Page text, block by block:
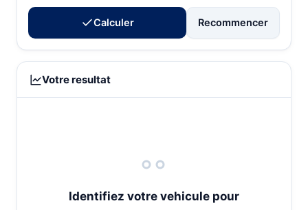
Calculer Recommencer
Votre resultat
Identifiez votre vehicule pour